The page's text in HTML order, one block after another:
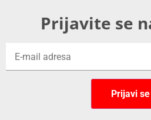
Prijavite se